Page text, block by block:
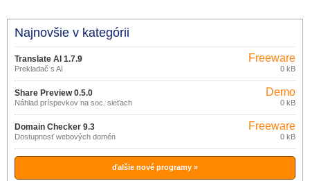
Najnovšie v kategórii
Translate AI 1.7.9
Prekladač s AI
Freeware
0 kB
Share Preview 0.5.0
Náhlad príspevkov na soc. sieťach
Demo
0 kB
Domain Checker 9.3
Dostupnosť webových domén
Freeware
0 kB
ďalšie nové programy »